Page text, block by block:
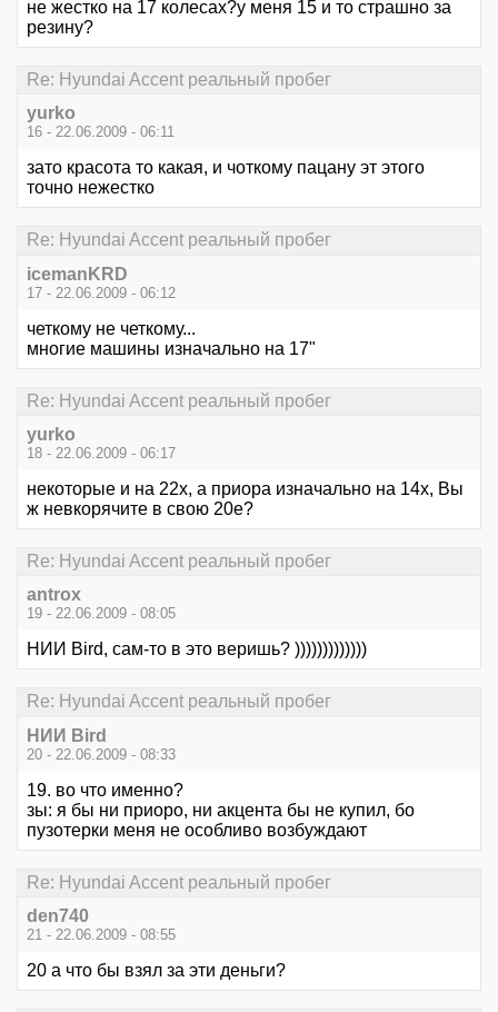
не жестко на 17 колесах?у меня 15 и то страшно за
резину?
Re: Hyundai Accent реальный пробег
yurko
16 - 22.06.2009 - 06:11
зато красота то какая, и чоткому пацану эт этого
точно нежестко
Re: Hyundai Accent реальный пробег
icemanKRD
17 - 22.06.2009 - 06:12
четкому не четкому...
многие машины изначально на 17"
Re: Hyundai Accent реальный пробег
yurko
18 - 22.06.2009 - 06:17
некоторые и на 22х, а приора изначально на 14х, Вы
ж невкорячите в свою 20е?
Re: Hyundai Accent реальный пробег
antrox
19 - 22.06.2009 - 08:05
НИИ Bird, сам-то в это веришь? )))))))))))))
Re: Hyundai Accent реальный пробег
НИИ Bird
20 - 22.06.2009 - 08:33
19. во что именно?
зы: я бы ни приоро, ни акцента бы не купил, бо
пузотерки меня не особливо возбуждают
Re: Hyundai Accent реальный пробег
den740
21 - 22.06.2009 - 08:55
20 а что бы взял за эти деньги?